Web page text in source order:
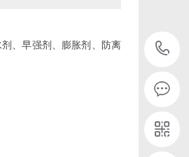
、早强剂、膨胀剂、防离